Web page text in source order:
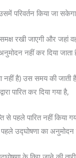
परिवर्तन किया जा
और जहां वह
नहीं कर दिया जाता
नहीं है) उस समय की
पारित कर दिया गया है,
पहले पारित नहीं
उद्घोषणा का अनुमोदन